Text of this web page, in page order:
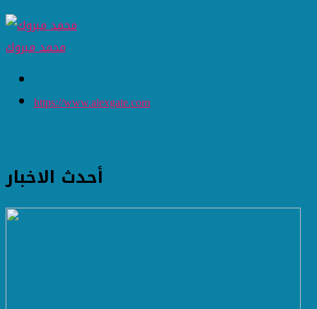
محمد مبروك
https://www.alexgate.com
أحدث الاخبار